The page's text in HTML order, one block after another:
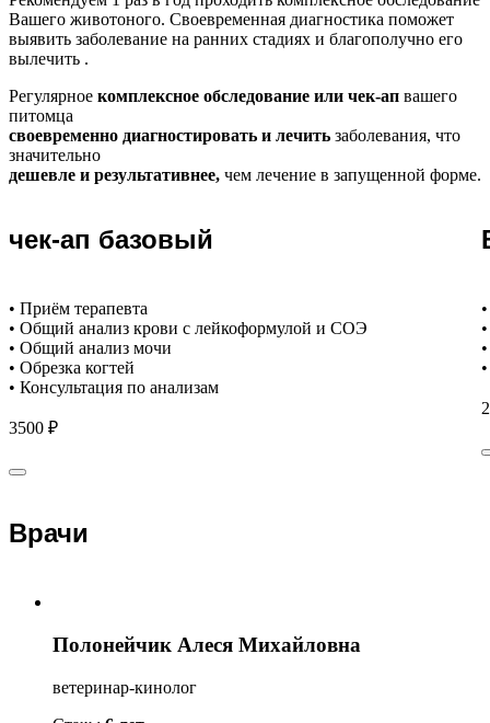
Вашего животоного. Своевременная диагностика поможет
выявить заболевание на ранних стадиях и благополучно его
вылечить .
Регулярное комплексное обследование или чек-ап вашего
питомца
своевременно диагностировать и лечить заболевания, что
значительно
дешевле и результативнее, чем лечение в запущенной форме.
чек-ап базовый
• Приём терапевта
• Общий анализ крови с лейкоформулой и СОЭ
• Общий анализ мочи
• Обрезка когтей
• Консультация по анализам
3500 ₽
Врачи
Полонейчик Алеся Михайловна
ветеринар-кинолог